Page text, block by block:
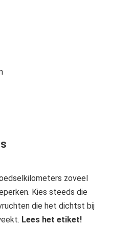
zoveel
Kies steeds die
die het dichtst bij
Lees het etiket!